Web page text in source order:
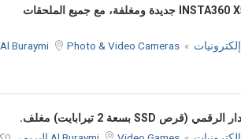
كاميرا الحركة INSTA360 X5 8K 360° جديدة ومغلفة، مع جميع الملحقات
إلكترونيات »
Photo & Video Cameras
Al Buraymi